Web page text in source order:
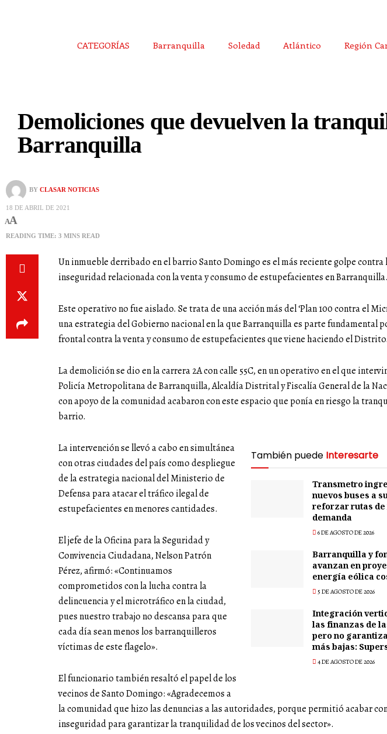
CATEGORÍAS Barranquilla Soledad Atlántico Región
Demoliciones que devuelven la
Barranquilla
BY CLASAR NOTICIAS
18 DE ABRIL DE 2021
AA
READING TIME: 3 MINS READ
Un inmueble derribado en el barrio Santo Domingo es el más reciente golpe contra
inseguridad relacionada con la venta y consumo de estupefacientes en Barranquilla.
Este operativo no fue aislado. Se trata de una acción más del ‘Plan 100 contra el
una estrategia del Gobierno nacional en la que Barranquilla es parte fundamental
frontal contra la venta y consumo de estupefacientes que viene haciendo el Distrito.
La demolición se dio en la carrera 2A con calle 55C, en un operativo en el que
Policía Metropolitana de Barranquilla, Alcaldía Distrital y Fiscalía General de la
con apoyo de la comunidad acabaron con este espacio que ponía en riesgo la
barrio.
También puede Interesarte
Transmetro
nuevos buses a
reforzar rutas
demanda
6 DE AGOSTO DE 2026
Barranquilla y
avanzan en
energía eólica
5 DE AGOSTO DE 2026
Integración
las finanzas de
pero no
más bajas:
4 DE AGOSTO DE 2026
La intervención se llevó a cabo en simultánea
con otras ciudades del país como despliegue
de la estrategia nacional del Ministerio de
Defensa para atacar el tráfico ilegal de
estupefacientes en menores cantidades.
El jefe de la Oficina para la Seguridad y
Convivencia Ciudadana, Nelson Patrón
Pérez, afirmó: «Continuamos
comprometidos con la lucha contra la
delincuencia y el microtráfico en la ciudad,
pues nuestro trabajo no descansa para que
cada día sean menos los barranquilleros
víctimas de este flagelo».
El funcionario también resaltó el papel de los
vecinos de Santo Domingo: «Agradecemos a
la comunidad que hizo las denuncias a las autoridades, porque permitió acabar
inseguridad para garantizar la tranquilidad de los vecinos del sector».